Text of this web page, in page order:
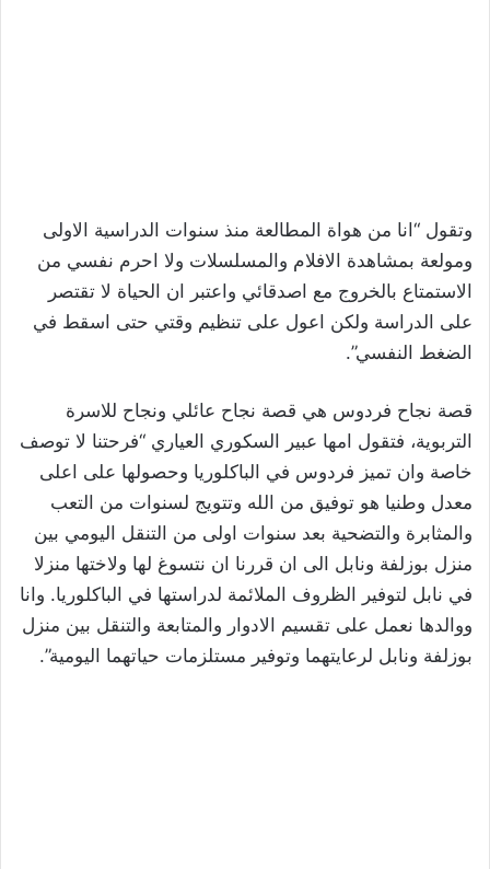
وتقول “انا من هواة المطالعة منذ سنوات الدراسية الاولى
ومولعة بمشاهدة الافلام والمسلسلات ولا احرم نفسي من
الاستمتاع بالخروج مع اصدقائي واعتبر ان الحياة لا تقتصر
على الدراسة ولكن اعول على تنظيم وقتي حتى اسقط في
الضغط النفسي”.
قصة نجاح فردوس هي قصة نجاح عائلي ونجاح للاسرة
التربوية، فتقول امها عبير السكوري العياري “فرحتنا لا توصف
خاصة وان تميز فردوس في الباكلوريا وحصولها على اعلى
معدل وطنيا هو توفيق من الله وتتويج لسنوات من التعب
والمثابرة والتضحية بعد سنوات اولى من التنقل اليومي بين
منزل بوزلفة ونابل الى ان قررنا ان نتسوغ لها ولاختها منزلا
في نابل لتوفير الظروف الملائمة لدراستها في الباكلوريا. وانا
ووالدها نعمل على تقسيم الادوار والمتابعة والتنقل بين منزل
بوزلفة ونابل لرعايتهما وتوفير مستلزمات حياتهما اليومية”.